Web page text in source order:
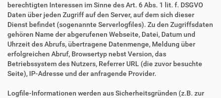
berechtigten Interessen im Sinne des Art. 6 Abs. 1 lit. f. DSGVO
Daten über jeden Zugriff auf den Server, auf dem sich dieser
Dienst befindet (sogenannte Serverlogfiles). Zu den Zugriffsdaten
gehören Name der abgerufenen Webseite, Datei, Datum und
Uhrzeit des Abrufs, übertragene Datenmenge, Meldung über
erfolgreichen Abruf, Browsertyp nebst Version, das
Betriebssystem des Nutzers, Referrer URL (die zuvor besuchte
Seite), IP-Adresse und der anfragende Provider.
Logfile-Informationen werden aus Sicherheitsgründen (z.B. zur